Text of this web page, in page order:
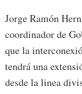
Jorge Ramón
coordinador de
que la
tendrá una
desde la linea